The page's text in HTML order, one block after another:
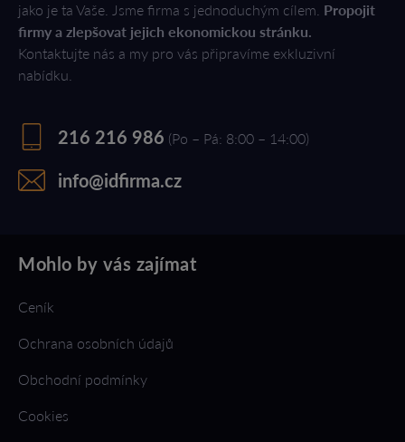
jako je ta Vaše. Jsme firma s jednoduchým cílem. Propojit
firmy a zlepšovat jejich ekonomickou stránku.
Kontaktujte nás a my pro vás připravíme exkluzivní
nabídku.
216 216 986 (Po – Pá: 8:00 – 14:00)
info@idfirma.cz
Mohlo by vás zajímat
Ceník
Ochrana osobních údajů
Obchodní podmínky
Cookies